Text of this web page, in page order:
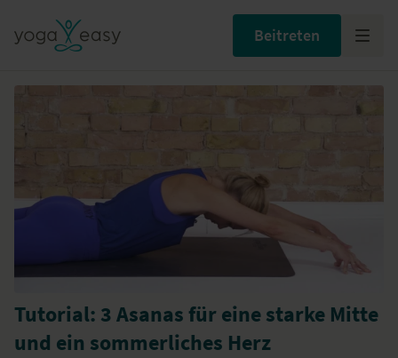
Beitreten
Tutorial: 3 Asanas für eine starke Mitte
und ein sommerliches Herz